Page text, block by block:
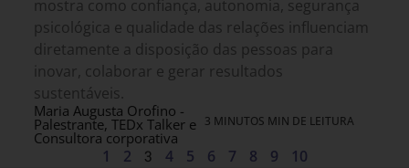
mostra como confiança, autonomia, segurança
psicológica e qualidade das relações influenciam
diretamente a disposição das pessoas para
inovar, colaborar e gerar resultados
sustentáveis.
Maria Augusta Orofino -
Palestrante, TEDx Talker e
Consultora corporativa
3 MINUTOS MIN DE LEITURA
1 2 3 4 5 6 7 8 9 10